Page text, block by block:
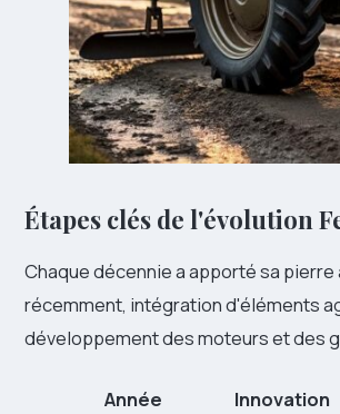
Étapes clés de l'évolution
Chaque décennie a apporté sa
récemment, intégration d'éléments
développement des moteurs et des
Année Innovation